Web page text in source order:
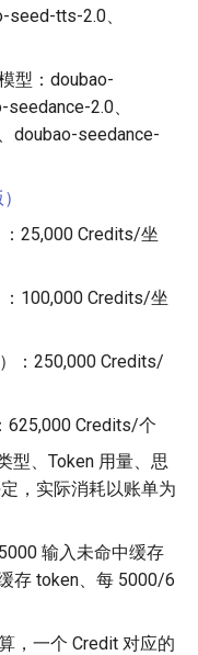
tts-2.0、
型：doubao-
2.0、
doubao-seedance-
25,000 Credits/坐
100,000 Credits/坐
：250,000 Credits/
625,000 Credits/个
型、Token 用量、思
，实际消耗以账单为
输入未命中缓存
存 token、每 5000/6
，一个 Credit 对应的